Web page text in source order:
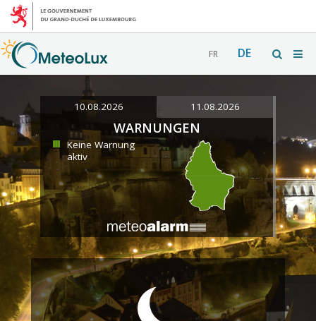
FR DE
10.08.2026 11.08.2026
WARNUNGEN
Keine Warnung
aktiv